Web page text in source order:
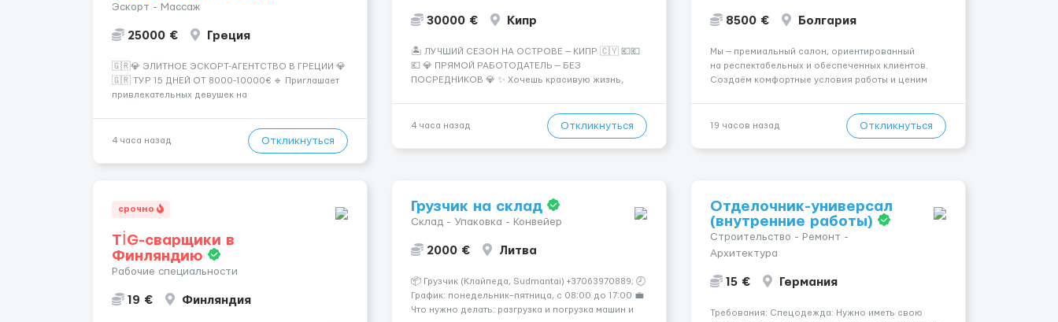
Эскорт - Массаж
25000 € Греция
🇬🇷💎 ЭЛИТНОЕ ЭСКОРТ-АГЕНТСТВО В ГРЕЦИИ 💎
🇬🇷 ТУР 15 ДНЕЙ ОТ 8000-10000€ 🔹 Приглашает
привлекательных девушек на
хорошие деньги 💶 — это предложение для тебя! 🔹
4 часа назад Откликнуться
30000 € Кипр
🏝️ ЛУЧШИЙ СЕЗОН НА ОСТРОВЕ — КИПР 🇨🇾 💶💶
💶 💎 ПРЯМОЙ РАБОТОДАТЕЛЬ — БЕЗ
ПОСРЕДНИКОВ 💎 ✨ Хочешь красивую жизнь,
— Опытная команда с годами практики —
Стабильный поток клиентов (без ...
4 часа назад Откликнуться
8500 € Болгария
Мы — премиальный салон, ориентированный
на респектабельных и обеспеченных клиентов.
Создаём комфортные условия работы и ценим
в неделю и выше 💎 Честная сис...
19 часов назад Откликнуться
срочно
TİG-сварщики в
Финляндию
Рабочие специальности
19 € Финляндия
Грузчик на склад
Склад - Упаковка - Конвейер
2000 € Литва
📦 Грузчик (Клайпеда, Sudmantai) +37063970889; 🕗
График: понедельник–пятница, с 08:00 до 17:00 💼
Что нужно делать: разгрузка и погрузка машин и
Отделочник-универсал
(внутренние работы)
Строительство - Ремонт -
Архитектура
15 € Германия
Требования: Спецодежда: Нужно иметь свою